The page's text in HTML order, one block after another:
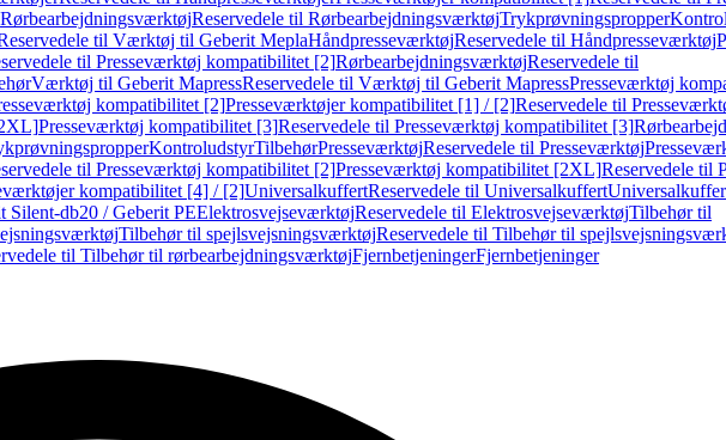
RørbearbejdningsværktøjReservedele til RørbearbejdningsværktøjTrykprøvningspropper
til Værktøj til Geberit MeplaHåndpresseværktøjReservedele til Håndpresseværktøj
til Presseværktøj kompatibilitet [2]RørbearbejdningsværktøjReservedele til
Værktøj til Geberit MapressReservedele til Værktøj til Geberit MapressPresseværktøj
kompatibilitet [2]Presseværktøjer kompatibilitet [1] / [2]Reservedele til
Presseværktøj kompatibilitet [3]Reservedele til Presseværktøj kompatibilitet [3]
KontroludstyrTilbehørPresseværktøjReservedele til Presseværktøj
til Presseværktøj kompatibilitet [2]Presseværktøj kompatibilitet [2XL]Reservedele til
kompatibilitet [4] / [2]UniversalkuffertReservedele til Universalkuffert
db20 / Geberit PEElektrosvejseværktøjReservedele til ElektrosvejseværktøjTilbehør til
Tilbehør til spejlsvejsningsværktøjReservedele til Tilbehør til
til Tilbehør til rørbearbejdningsværktøjFjernbetjeningerFjernbetjeninger